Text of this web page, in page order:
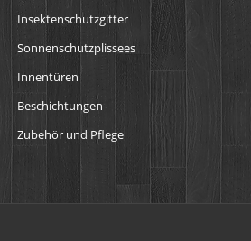
Insektenschutzgitter
Sonnenschutzplissees
Innentüren
Beschichtungen
Zubehör und Pflege